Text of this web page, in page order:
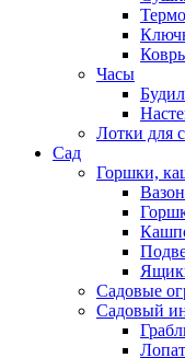
Часы
Лотки для
Сад
Горшки,
Садовые
Садовый